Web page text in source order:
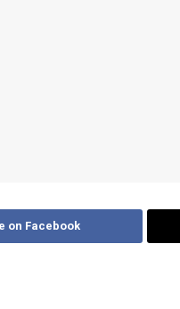
on Facebook